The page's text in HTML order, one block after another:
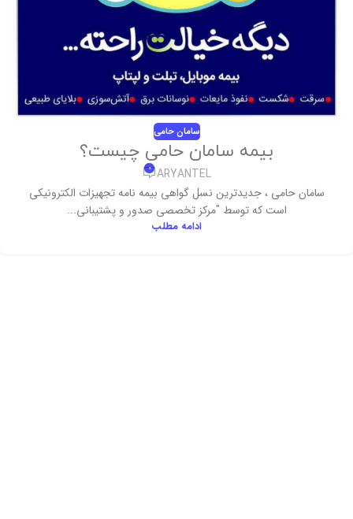
سامان حامی
بیمه سامان حامی چیست؟
ARYANTEL
0
سامان حامی ، جدیدترین نسل گواهی بیمه نامه تجهیزات الکترونیکی
است که توسط "مرکز تخصصی صدور و پشتیبانی...
ادامه مطلب